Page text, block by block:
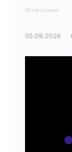
Животные
05.08.2026